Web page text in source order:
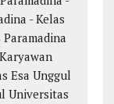
- Kelas
Esa Unggul
Universitas